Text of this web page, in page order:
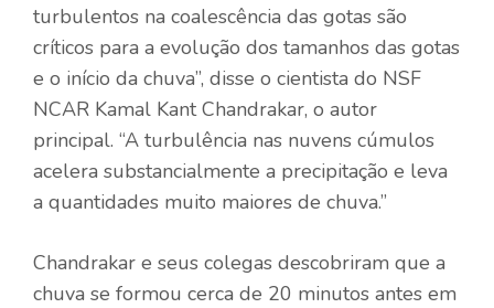
turbulentos na coalescência das gotas são
críticos para a evolução dos tamanhos das gotas
e o início da chuva”, disse o cientista do NSF
NCAR Kamal Kant Chandrakar, o autor
principal. “A turbulência nas nuvens cúmulos
acelera substancialmente a precipitação e leva
a quantidades muito maiores de chuva.”
Chandrakar e seus colegas descobriram que a
chuva se formou cerca de 20 minutos antes em